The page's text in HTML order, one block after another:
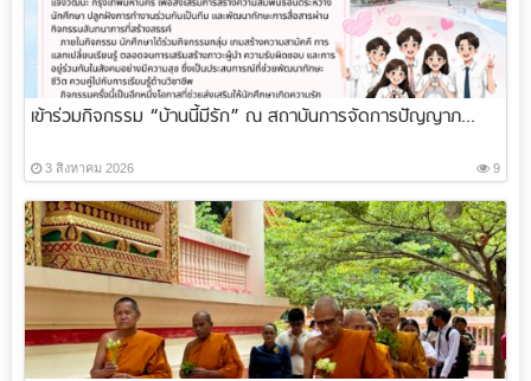
เข้าร่วมกิจกรรม “บ้านนี้มีรัก” ณ สถาบันการจัดการปัญญาภ...
3 สิงหาคม 2026 9